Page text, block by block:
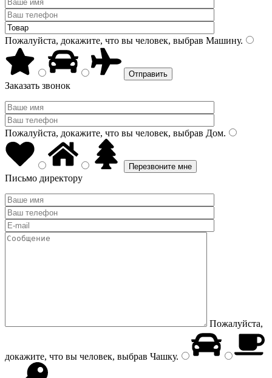
Пожалуйста, докажите, что вы человек, выбрав Машину.
Заказать звонок
Пожалуйста, докажите, что вы человек, выбрав Дом.
Письмо директору
Пожалуйста,
докажите, что вы человек, выбрав Чашку.